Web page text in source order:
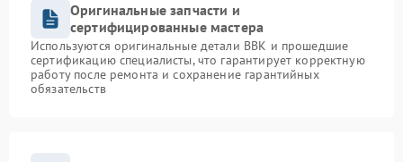
Оригинальные запчасти и
сертифицированные мастера
Используются оригинальные детали BBK и прошедшие
сертификацию специалисты, что гарантирует корректную
работу после ремонта и сохранение гарантийных
обязательств